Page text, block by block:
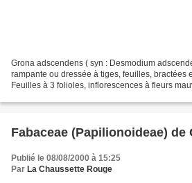
Grona adscendens ( syn : Desmodium
rampante ou dressée à tiges, feuilles, bractées
Feuilles à 3 folioles, inflorescences à fleurs
Fabaceae (Papilionoideae) de
Publié le 08/08/2000 à 15:25
Par La Chaussette Rouge